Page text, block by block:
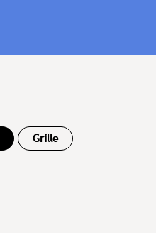
Grille